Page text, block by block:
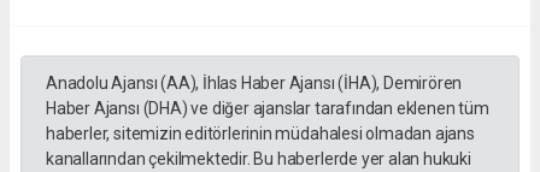
Anadolu Ajansı (AA), İhlas Haber Ajansı (İHA), Demirören
Haber Ajansı (DHA) ve diğer ajanslar tarafından eklenen tüm
haberler, sitemizin editörlerinin müdahalesi olmadan ajans
kanallarından çekilmektedir. Bu haberlerde yer alan hukuki